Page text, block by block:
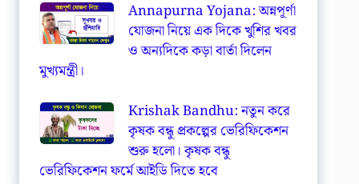
Annapurna Yojana: অন্নপূর্ণা
যোজনা নিয়ে এক দিকে খুশির খবর
ও অন্যদিকে কড়া বার্তা দিলেন
মুখ্যমন্ত্রী।
Krishak Bandhu: নতুন করে
কৃষক বন্ধু প্রকল্পের ভেরিফিকেশন
শুরু হলো। কৃষক বন্ধু
ভেরিফিকেশন ফর্মে আইডি দিতে হবে